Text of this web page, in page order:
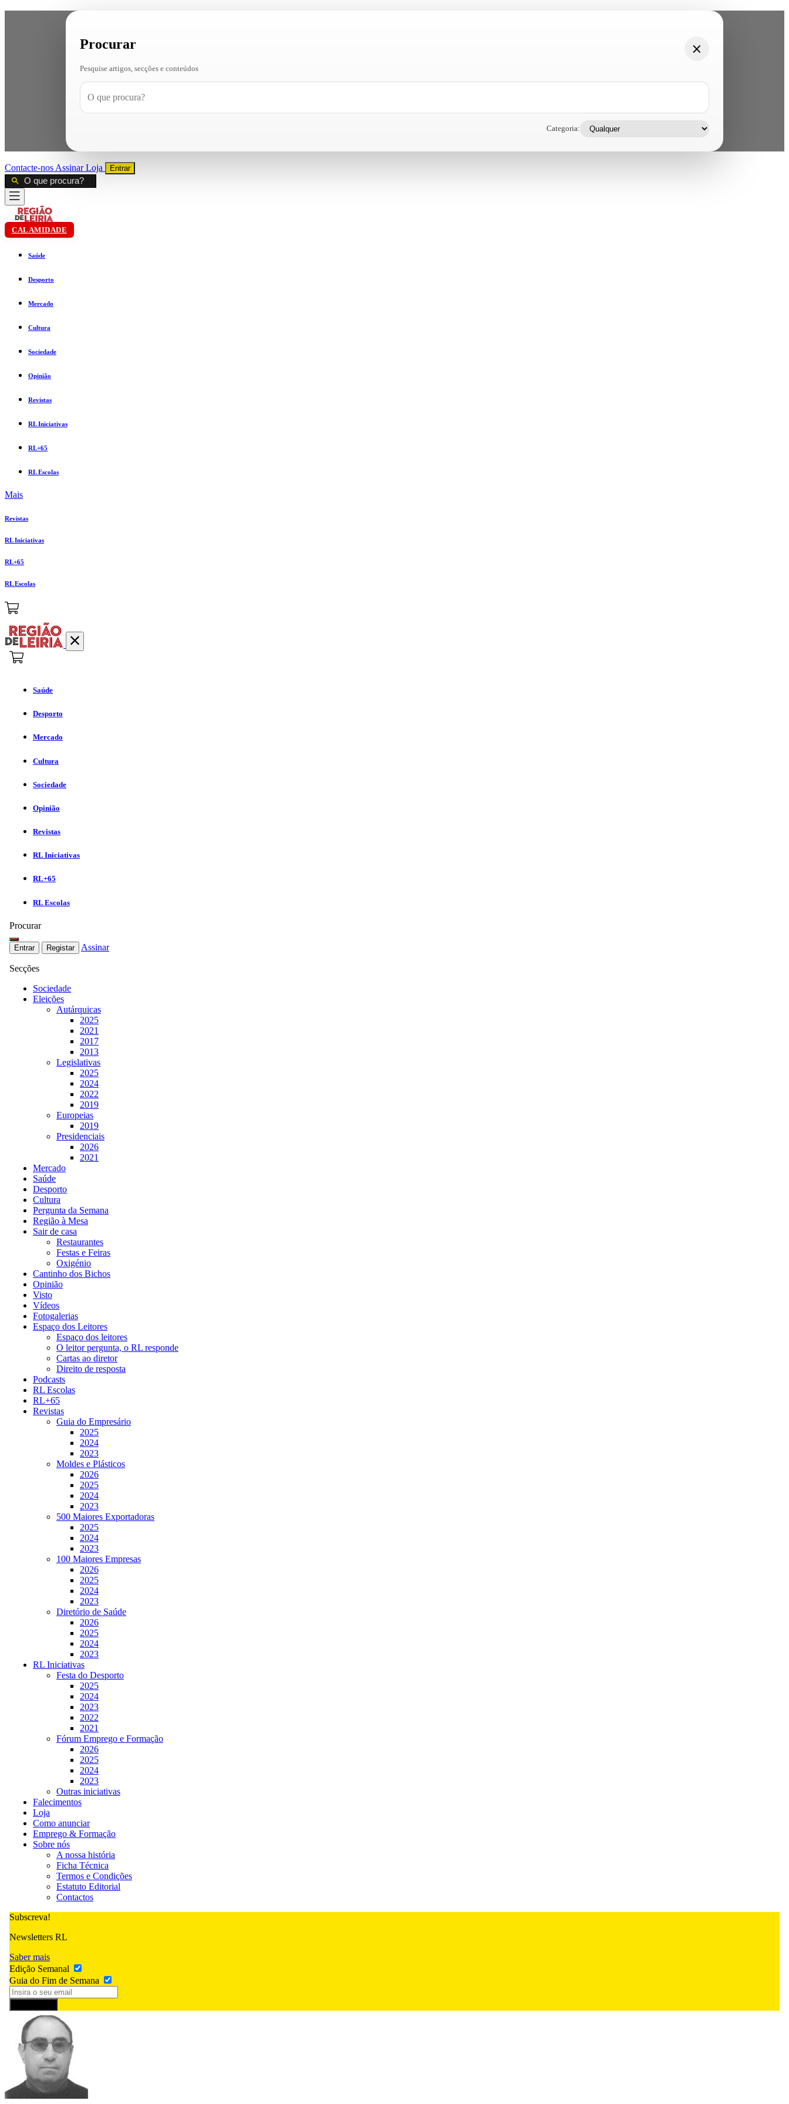
Procurar
Pesquise artigos, secções e conteúdos
Categoria:
Contacte-nos AssinarLoja Entrar
CALAMIDADE
Saúde
Desporto
Mercado
Cultura
Sociedade
Opinião
Revistas
RL Iniciativas
RL+65
RL Escolas
Mais
Revistas
RL Iniciativas
RL+65
RL Escolas
Saúde
Desporto
Mercado
Cultura
Sociedade
Opinião
Revistas
RL Iniciativas
RL+65
RL Escolas
Procurar
Entrar Registar Assinar
Secções
Sociedade
Eleições
Autárquicas
2025
2021
2017
2013
Legislativas
2025
2024
2022
2019
Europeias
2019
Presidenciais
2026
2021
Mercado
Saúde
Desporto
Cultura
Pergunta da Semana
Região à Mesa
Sair de casa
Restaurantes
Festas e Feiras
Oxigénio
Cantinho dos Bichos
Opinião
Visto
Vídeos
Fotogalerias
Espaço dos Leitores
Espaço dos leitores
O leitor pergunta, o RL responde
Cartas ao diretor
Direito de resposta
Podcasts
RL Escolas
RL+65
Revistas
Guia do Empresário
2025
2024
2023
Moldes e Plásticos
2026
2025
2024
2023
500 Maiores Exportadoras
2025
2024
2023
100 Maiores Empresas
2026
2025
2024
2023
Diretório de Saúde
2026
2025
2024
2023
RL Iniciativas
Festa do Desporto
2025
2024
2023
2022
2021
Fórum Emprego e Formação
2026
2025
2024
2023
Outras iniciativas
Falecimentos
Loja
Como anunciar
Emprego & Formação
Sobre nós
A nossa história
Ficha Técnica
Termos e Condições
Estatuto Editorial
Contactos
Subscreva!
Newsletters RL
Saber mais
Edição Semanal
Guia do Fim de Semana